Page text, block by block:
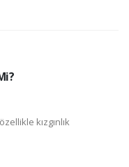
kızgınlık